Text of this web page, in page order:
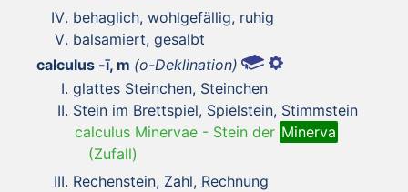
behaglich, wohlgefällig, ruhig
balsamiert, gesalbt
calculus -ī, m (o-Deklination)
glattes Steinchen, Steinchen
Stein im Brettspiel, Spielstein, Stimmstein
calculus Minervae - Stein der Minerva
(Zufall)
Rechenstein, Zahl, Rechnung